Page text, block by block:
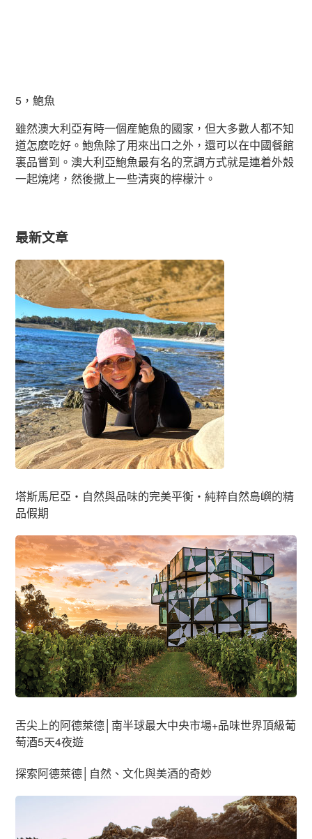
5，鮑魚
雖然澳大利亞有時一個産鮑魚的國家，但大多數人都不知
道怎麽吃好。鮑魚除了用來出口之外，還可以在中國餐館
裏品嘗到。澳大利亞鮑魚最有名的烹調方式就是連着外殼
一起燒烤，然後撒上一些清爽的檸檬汁。
最新文章
塔斯馬尼亞・自然與品味的完美平衡・純粹自然島嶼的精
品假期
舌尖上的阿德萊德│南半球最大中央市場+品味世界頂級葡
萄酒5天4夜遊
探索阿德萊德│自然、文化與美酒的奇妙